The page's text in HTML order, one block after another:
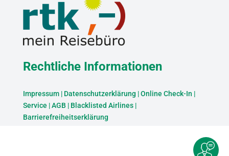
Rechtliche Informationen
Impressum| Datenschutzerklärung |Online Check-In |
Service |AGB | Blacklisted Airlines|
Barrierefreiheitserklärung